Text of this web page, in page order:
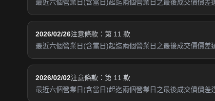
最近六個營業日(含當日)起迄兩個營業日之最後成交價價差
2026/02/26注意條款：第 11 款
最近六個營業日(含當日)起迄兩個營業日之最後成交價價差
2026/02/02注意條款：第 11 款
最近六個營業日(含當日)起迄兩個營業日之最後成交價價差